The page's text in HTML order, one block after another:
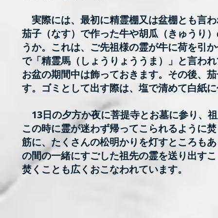
実際には、最初に精霊棚又は盆棚とも言
茄子（なす）で作った牛や胡瓜（きゅうり
うか。これは、ご先祖様の霊が牛に荷を引
で「精霊馬（しょうりょううま）」と言わ
お盆の期間中は飾っておきます。その後、
す。ゴミとして出す際は、塩で清めて白紙
13日の夕方か夜に菩提寺とお墓に参り、
この時に霊が迷わず帰ってこられるように
筋に、たくさんの松明かりを灯すところも
の間の一緒にすごした祖先の霊を送り出す
焚くことも広くおこなわれています。